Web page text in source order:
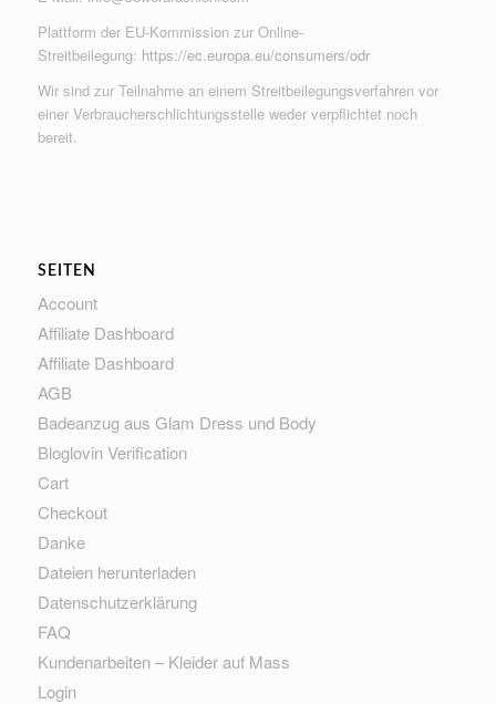
Plattform der EU-Kommission zur Online-
Streitbeilegung: https://ec.europa.eu/consumers/odr
Wir sind zur Teilnahme an einem Streitbeilegungsverfahren vor
einer Verbraucherschlichtungsstelle weder verpflichtet noch
bereit.
SEITEN
Account
Affiliate Dashboard
Affiliate Dashboard
AGB
Badeanzug aus Glam Dress und Body
Bloglovin Verification
Cart
Checkout
Danke
Dateien herunterladen
Datenschutzerklärung
FAQ
Kundenarbeiten – Kleider auf Mass
Login